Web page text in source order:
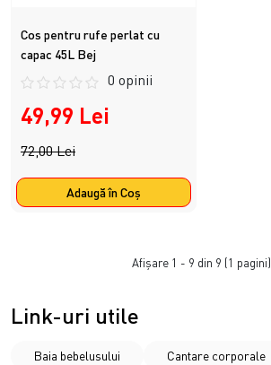
Cos pentru rufe perlat cu
capac 45L Bej
0 opinii
49,99 Lei
72,00 Lei
Adaugă în Coş
Afişare 1 - 9 din 9 (1 pagini)
Link-uri utile
Baia bebelusului
Cantare corporale